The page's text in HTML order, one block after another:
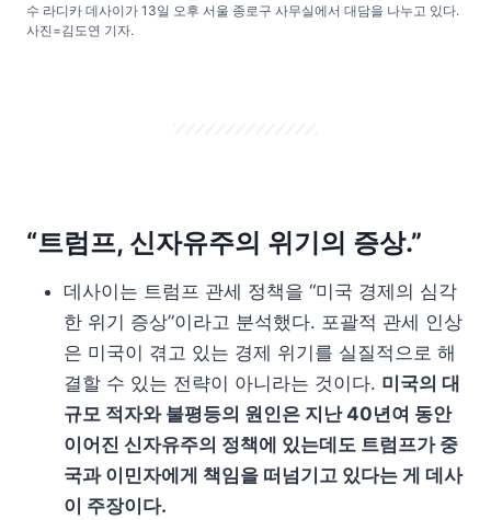
수 라디카 데사이가 13일 오후 서울 종로구 사무실에서 대담을 나누고 있다.
사진=김도연 기자.
“트럼프, 신자유주의 위기의 증상.”
데사이는 트럼프 관세 정책을 “미국 경제의 심각
한 위기 증상”이라고 분석했다. 포괄적 관세 인상
은 미국이 겪고 있는 경제 위기를 실질적으로 해
결할 수 있는 전략이 아니라는 것이다. 미국의 대
규모 적자와 불평등의 원인은 지난 40년여 동안
이어진 신자유주의 정책에 있는데도 트럼프가 중
국과 이민자에게 책임을 떠넘기고 있다는 게 데사
이 주장이다.